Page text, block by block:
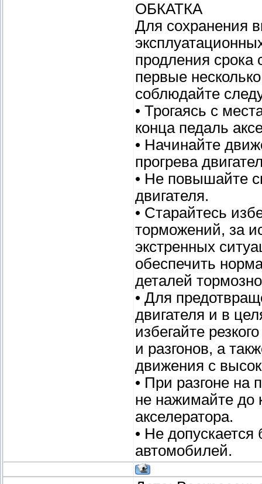
ОБКАТКА
Для сохранения
продления
первые
соблюдайте
• Трогаясь с
конца педаль
• Начинайте
прогрева
• Не повышайте
двигателя.
• Старайтесь
торможений, за
экстренных
обеспечить
деталей
• Для
двигателя и в
избегайте
и разгонов, а
движения с
• При разгоне на
не нажимайте до
акселератора.
• Не допускается
автомобилей.